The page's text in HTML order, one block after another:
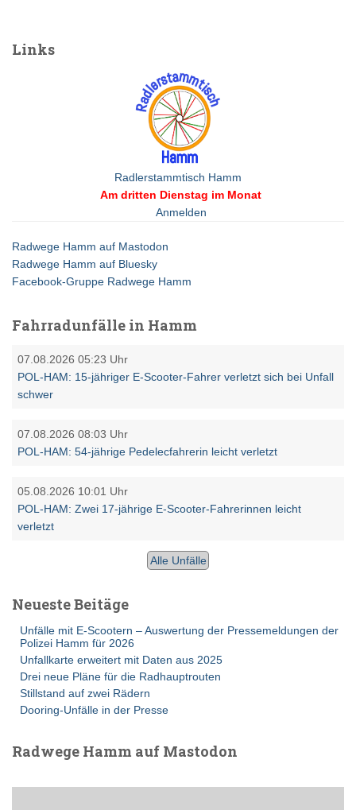
n
Links
Radlerstammtisch Hamm
Am dritten Dienstag im Monat
Anmelden
Radwege Hamm auf Mastodon
Radwege Hamm auf Bluesky
Facebook-Gruppe Radwege Hamm
Fahrradunfälle in Hamm
07.08.2026 05:23 Uhr
POL-HAM: 15-jähriger E-Scooter-Fahrer verletzt sich bei Unfall
schwer
07.08.2026 08:03 Uhr
POL-HAM: 54-jährige Pedelecfahrerin leicht verletzt
05.08.2026 10:01 Uhr
POL-HAM: Zwei 17-jährige E-Scooter-Fahrerinnen leicht
verletzt
Alle Unfälle
Neueste Beitäge
Unfälle mit E-Scootern – Auswertung der Pressemeldungen der
Polizei Hamm für 2026
Unfallkarte erweitert mit Daten aus 2025
Drei neue Pläne für die Radhauptrouten
Stillstand auf zwei Rädern
Dooring-Unfälle in der Presse
Radwege Hamm auf Mastodon